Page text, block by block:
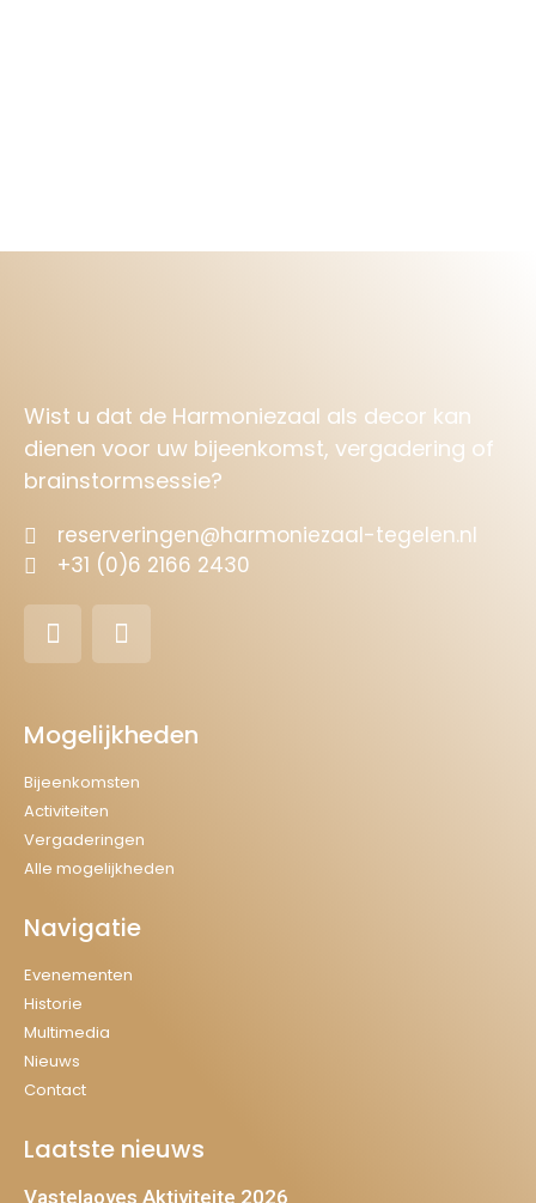
Wist u dat de Harmoniezaal als decor kan
dienen voor uw bijeenkomst, vergadering of
brainstormsessie?
reserveringen@harmoniezaal-tegelen.nl
+31 (0)6 2166 2430
Mogelijkheden
Bijeenkomsten
Activiteiten
Vergaderingen
Alle mogelijkheden
Navigatie
Evenementen
Historie
Multimedia
Nieuws
Contact
Laatste nieuws
Vastelaoves Aktiviteite 2026